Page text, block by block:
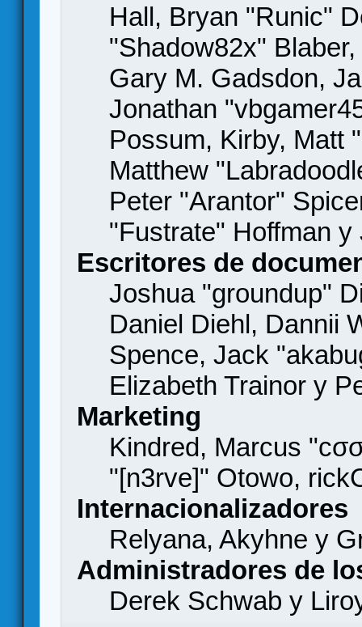
Hall, Bryan "Runic"
"Shadow82x"
Gary M. Gadsdon,
Jonathan
Possum, Kirby, Matt
Matthew
Peter "Arantor"
"Fustrate" Hoffman
Escritores de
Joshua "groundup"
Daniel Diehl, Dannii
Spence, Jack
Elizabeth Trainor y
Marketing
Kindred, Marcus
"[n3rve]" Otowo,
Internacionalizadores
Relyana, Akyhne y
Administradores de
Derek Schwab y